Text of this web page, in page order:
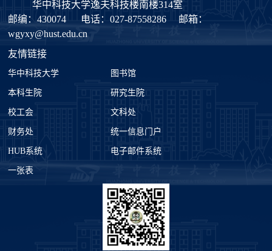
华中科技大学逸夫科技楼南楼314室
邮编：430074
电话：027-87558286
邮箱：
wgyxy@hust.edu.cn
友情链接
华中科技大学 图书馆
本科生院 研究生院
校工会 文科处
财务处 统一信息门户
HUB系统 电子邮件系统
一张表